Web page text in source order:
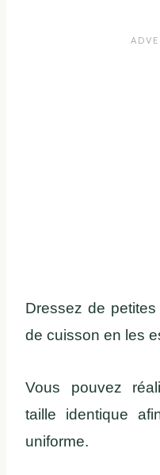
Dressez de
de cuisson en les
Vous pouvez
taille identique
uniforme.